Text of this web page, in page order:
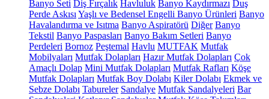
Banyo Seti Diş Fırçalık Havluluk Banyo Kaydırmazı Duş
Perde Askısı Yaşlı ve Bedensel Engelli Banyo Ürünleri Banyo
Havalandırma ve Isıtma Banyo Aspiratörü Diğer Banyo
Tekstil Banyo Paspasları Banyo Bakım Setleri Banyo
Perdeleri Bornoz Peştemal Havlu MUTFAK Mutfak
Mobilyaları Mutfak Dolapları Hazır Mutfak Dolapları Çok
Amaçlı Dolap Mini Mutfak Dolapları Mutfak Rafları Köşe
Mutfak Dolapları Mutfak Boy Dolabı Kiler Dolabı Ekmek ve
Sebze Dolabı Tabureler Sandalye Mutfak Sandalyeleri Bar